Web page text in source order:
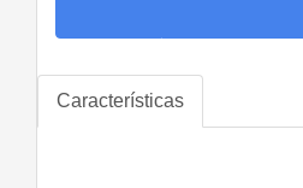
Características